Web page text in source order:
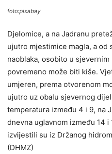
foto:pixabay
Djelomice, a na Jadranu
ujutro mjestimice magla, a od
naoblaka, osobito u
povremeno može biti kiše.
umjeren, prema otvorenom
ujutro uz obalu sjevernog
temperatura između 4 i 9, na
dnevna uglavnom između 14 i
izvijestili su iz Držanog
(DHMZ)